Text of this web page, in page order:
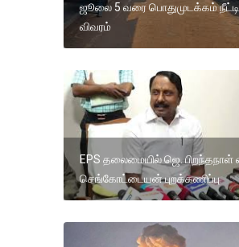
ஜூலை 5 வரை பொதுமுடக்கம்
விவரம்
EPS தலைமையில் ஜெ. பிறந்தநாள்
செங்கோட்டையன் புறக்கணிப்பு